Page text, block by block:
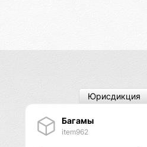
Багамы
item962
Юрисдикция